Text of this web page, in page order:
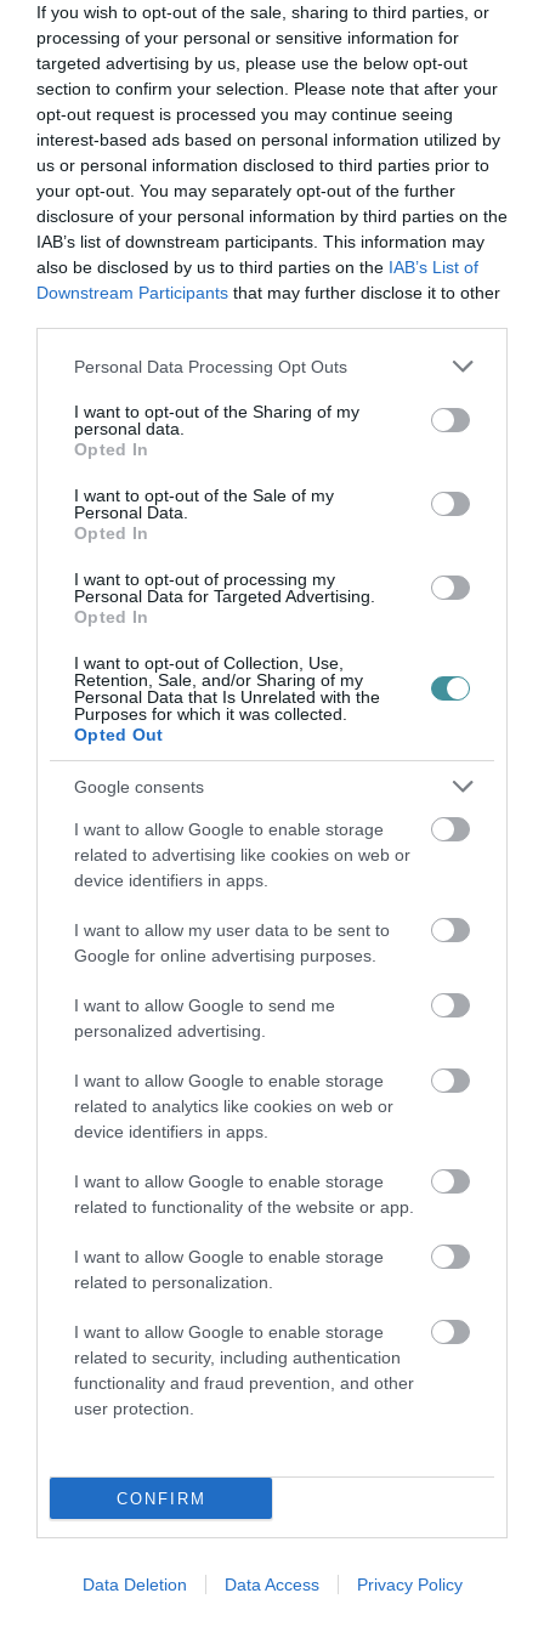
If you wish to opt-out of the sale, sharing to third parties, or
processing of your personal or sensitive information for
targeted advertising by us, please use the below opt-out
section to confirm your selection. Please note that after your
opt-out request is processed you may continue seeing
interest-based ads based on personal information utilized by
us or personal information disclosed to third parties prior to
your opt-out. You may separately opt-out of the further
disclosure of your personal information by third parties on the
IAB’s list of downstream participants. This information may
also be disclosed by us to third parties on the IAB’s List of
Downstream Participants that may further disclose it to other
Please note that this website/app uses one or more Google
not limited to your visit or usage behaviour. You may click to
grant or deny consent to Google and its third-party tags to
use your data for below specified purposes in below Google
consent section.
Personal Data Processing Opt Outs
I want to opt-out of the Sharing of my
personal data.
Opted In
I want to opt-out of the Sale of my
Personal Data.
Opted In
I want to opt-out of processing my
Personal Data for Targeted Advertising.
Opted In
I want to opt-out of Collection, Use,
Retention, Sale, and/or Sharing of my
Personal Data that Is Unrelated with the
Purposes for which it was collected.
Opted Out
Google consents
I want to allow Google to enable storage
related to advertising like cookies on web or
device identifiers in apps.
I want to allow my user data to be sent to
Google for online advertising purposes.
I want to allow Google to send me
personalized advertising.
I want to allow Google to enable storage
related to analytics like cookies on web or
device identifiers in apps.
I want to allow Google to enable storage
related to functionality of the website or app.
I want to allow Google to enable storage
related to personalization.
I want to allow Google to enable storage
related to security, including authentication
functionality and fraud prevention, and other
user protection.
CONFIRM
Data Deletion Data Access Privacy Policy
Többször beszámoltunk már az Egri Ügyeken a tervezett ellenzéki
előválasztás lehetséges jelöltjeiről Heves megye 1. számú
választókerületében, azaz Egerben és tágabb környékén. Eddig
két név került...
MIRKÓCZKI ÁDÁM: A MOMENTUM VISSZATASZÍTÓ, A JOBBIK
PROLI MÓDON KOMMUNIKÁL
2021. március 12|Eger ügye
Mirkóczki Ádám, Eger polgármestere már korábban is
egyértelművé tette, hogy azért nem csatlakozott eddig más
ellenzéki településvezetők kezdeményezéseihez, mert szerinte a
városvezetés feladata nem...
VEZET A FIDESZ ELŐTT AZ ELLENZÉKI PÁRTOK KÖZÖS LISTÁJA
EGY FRISS KÖZVÉLEMÉNY-KUTATÁS SZERINT
2021. március 17 |Mindenki ügye
Bővült a Fidesz tábora és a párt támogatottsága is elmozdult a
mélypontról, a decemberi 30 százalék után februárban 31, most
33 százalékra nőtt a szavazóbázisa a teljes népességen belül -
derül ki ...
A MÓR ELVÉGZI A MUNKÁJÁT – HOGY LESZ ÍGY MIRKÓCZKI
ÁDÁM MINDENKI POLGÁRMESTERE?
2021. március 21
Nem győzi kapkodni a fejét az ember az utóbbi napokban történt
egri események közepette. Nehéz eldönteni, hogy ezek az
események a fatális véletlenek gyűrűjében gerjesztik önmagukat,
vagy egy tudat...
KÖZVÉLEMÉNY-KUTATÁS: A JOBBIK ELNÖKE A LEGNÉPSZERŰBB
2021. március 22|Mindenki ügye
Az ellenzéki előválasztások egyik legfontosabb kérdése, hogy ki
lesz a hat ellenzéki párt (DK, Jobbik, Momentum, MSZP, LMP,
Párbeszéd) közös miniszterelnök-jelöltje, egyben közös listájának
vezetőj...
KÖZÖS VIDEÓBAN BUZDÍTANAK OLTÁSRA AZ ELLENZÉKI PÁRTOK,
VÁLASZUL A KORMÁNYPROPAGANDÁRA
2021. április 05|Mindenki ügye
Videóban álltak ki az oltás fontossága mellett az összefogásban
részvevő hat ellenzéki párt – a Momentum, az LMP, a DK, a
Párbeszéd, a Jobbik és az MSZP – vezetői. Az ellenzéki
MOST MÁR HIVATALOS: BERECZ MÁTYÁS TÉNYLEG A DK
2021. április 06|Eger ügye
Ahogy azt korábban portálunk is megírta, Berecz Mátyás volt
alpolgármester neve elsők között merült fel a Heves megye 1.
számú választókerületében, azaz Egerben és környékén tartott
ellenéki elővál...
"A demokrata ellenzéki szövetség azért jött létre, hogy leváltsa,
meghaladja a társadalom megosztására építő politikai kultúrát
európai...